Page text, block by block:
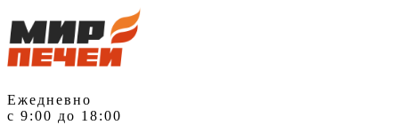
Ежедневно
с 9:00 до 18:00